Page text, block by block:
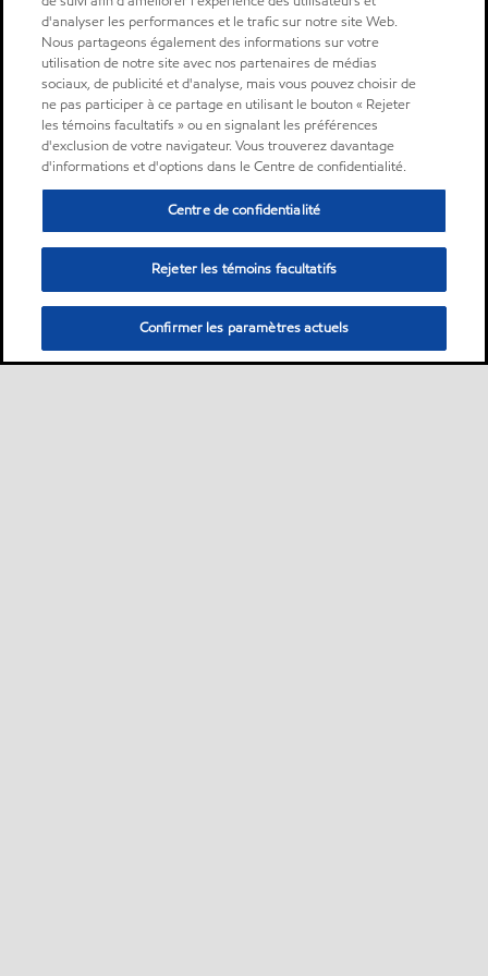
d'analyser les performances et le trafic sur notre site Web.
Nous partageons également des informations sur votre
utilisation de notre site avec nos partenaires de médias
sociaux, de publicité et d'analyse, mais vous pouvez choisir de
ne pas participer à ce partage en utilisant le bouton « Rejeter
les témoins facultatifs » ou en signalant les préférences
d'exclusion de votre navigateur. Vous trouverez davantage
d'informations et d'options dans le Centre de confidentialité.
Centre de confidentialité
Rejeter les témoins facultatifs
Confirmer les paramètres actuels